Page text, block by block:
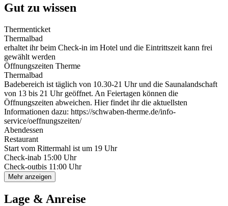
Gut zu wissen
Thermenticket
Thermalbad
erhaltet ihr beim Check-in im Hotel und die Eintrittszeit kann frei
gewählt werden
Öffnungszeiten Therme
Thermalbad
Badebereich ist täglich von 10.30-21 Uhr und die Saunalandschaft
von 13 bis 21 Uhr geöffnet. An Feiertagen können die
Öffnungszeiten abweichen. Hier findet ihr die aktuellsten
Informationen dazu: https://schwaben-therme.de/info-
service/oeffnungszeiten/
Abendessen
Restaurant
Start vom Rittermahl ist um 19 Uhr
Check-inab 15:00 Uhr
Check-outbis 11:00 Uhr
Mehr anzeigen
Lage & Anreise